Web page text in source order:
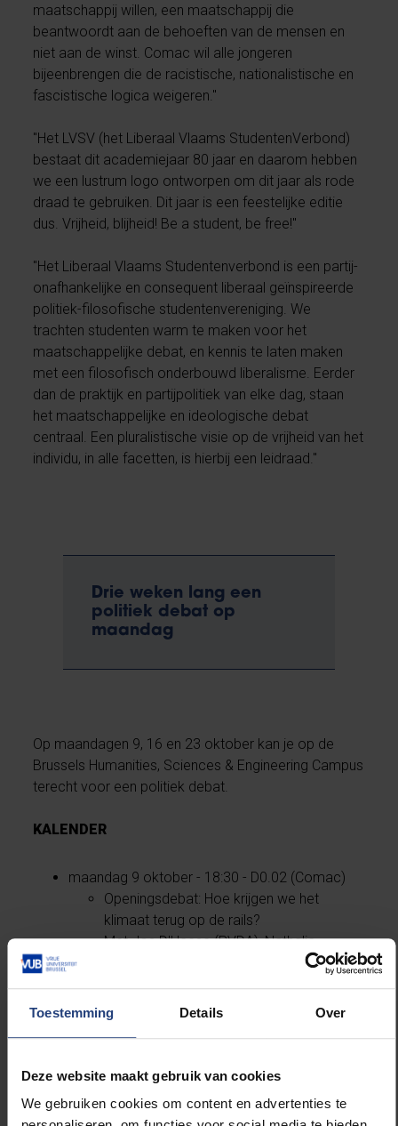
Toestemming Details Over
Deze website maakt gebruik van cookies
We gebruiken cookies om content en advertenties te
maatschappij willen, een maatschappij die
beantwoordt aan de behoeften van de mensen en
niet aan de winst. Comac wil alle jongeren
bijeenbrengen die de racistische, nationalistische en
fascistische logica weigeren."
"Het LVSV (het Liberaal Vlaams StudentenVerbond)
bestaat dit academiejaar 80 jaar en daarom hebben
we een lustrum logo ontworpen om dit jaar als rode
draad te gebruiken. Dit jaar is een feestelijke editie
dus. Vrijheid, blijheid! Be a student, be free!"
"Het Liberaal Vlaams Studentenverbond is een partij-
onafhankelijke en consequent liberaal geïnspireerde
politiek-filosofische studentenvereniging. We
trachten studenten warm te maken voor het
maatschappelijke debat, en kennis te laten maken
met een filosofisch onderbouwd liberalisme. Eerder
dan de praktijk en partijpolitiek van elke dag, staan
het maatschappelijke en ideologische debat
centraal. Een pluralistische visie op de vrijheid van het
individu, in alle facetten, is hierbij een leidraad."
Drie weken lang een
politiek debat op
maandag
Op maandagen 9, 16 en 23 oktober kan je op de
Brussels Humanities, Sciences & Engineering Campus
terecht voor een politiek debat.
KALENDER
maandag 9 oktober - 18:30 - D0.02 (Comac)
Openingsdebat: Hoe krijgen we het
klimaat terug op de rails?
Met Jos D'Haese (PVDA), Nathalie
Eggermont (Climate Express), Hubert
Eerste officiële vergadering, gevolgd
maandag 16 oktober - 20:00 (LVSV)